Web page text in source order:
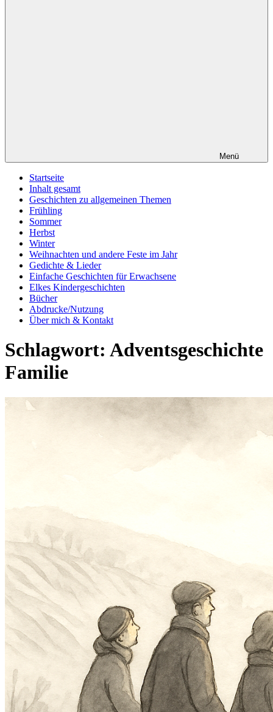
Menü
Startseite
Inhalt gesamt
Geschichten zu allgemeinen Themen
Frühling
Sommer
Herbst
Winter
Weihnachten und andere Feste im Jahr
Gedichte & Lieder
Einfache Geschichten für Erwachsene
Elkes Kindergeschichten
Bücher
Abdrucke/Nutzung
Über mich & Kontakt
Schlagwort: Adventsgeschichte
Familie